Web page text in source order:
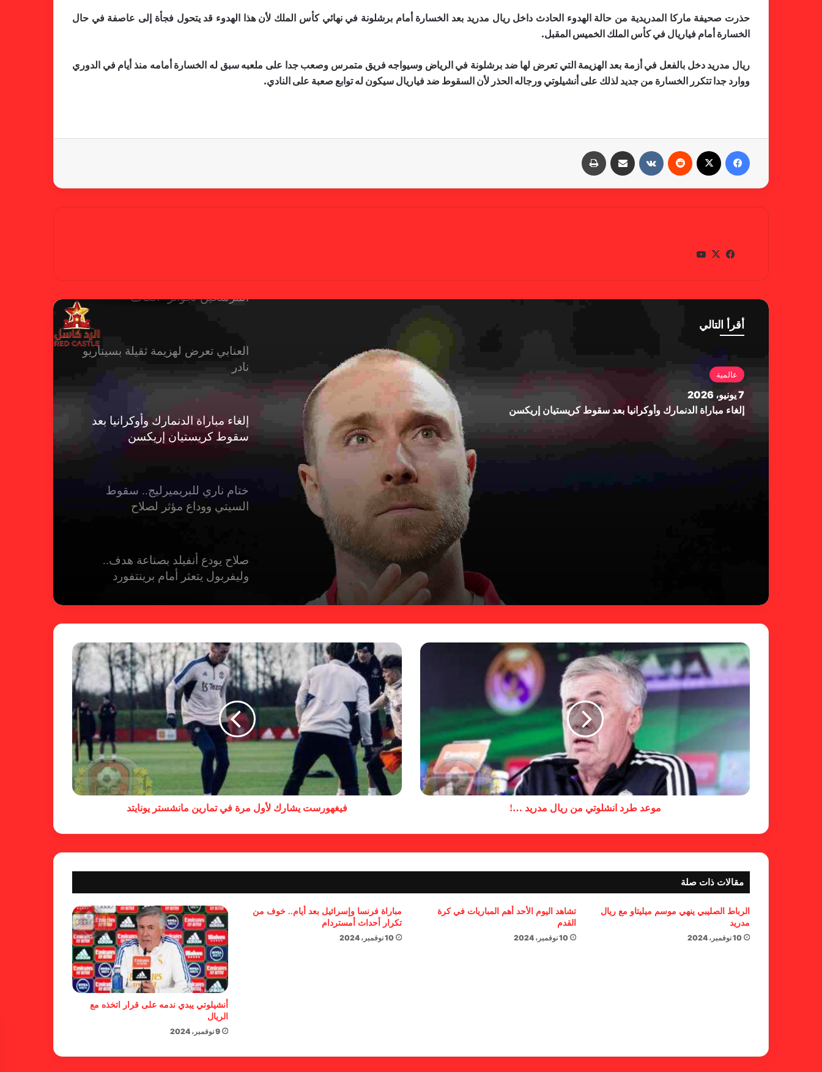
حذرت صحيفة ماركا المدريدية من حالة الهدوء الحادث داخل ريال مدريد بعد الخسارة أمام برشلونة في نهائي كأس الملك لأن هذا الهدوء قد يتحول فجأة إلى عاصفة في حال
الخسارة أمام فياريال في كأس الملك الخميس المقبل.
ريال مدريد دخل بالفعل في أزمة بعد الهزيمة التي تعرض لها ضد برشلونة في الرياض وسيواجه فريق متمرس وصعب جدا على ملعبه سبق له الخسارة أمامه منذ أيام في الدوري
ووارد جدا تتكرر الخسارة من جديد لذلك على أنشيلوتي ورجاله الحذر لأن السقوط ضد فياريال سيكون له توابع صعبة على النادي.
في
وك
X
أقرأ التالي
عالمية
7 يونيو، 2026
إلغاء مباراة الدنمارك وأوكرانيا بعد سقوط كريستيان إريكسن
في ختام الليجا
خلال جولة ميدانية للاطلاع على
أزمة نفسية وراء غياب مبابي عن
بسبب تصريحات مهينة.. إيقاف حكم
حضور عربي قوي في قائمة
المرشحين لجوائز “الكاف”
العنابي تعرض لهزيمة ثقيلة بسيناريو
نادر
إلغاء مباراة الدنمارك وأوكرانيا بعد
سقوط كريستيان إريكسن
ختام ناري للبريميرليج.. سقوط
السيتي ووداع مؤثر لصلاح
صلاح يودع أنفيلد بصناعة هدف..
وليفربول يتعثر أمام برينتفورد
ومبابي يخطف الأضواء
فالنسيا يصعق برشلونة بثلاثية مثيرة
في ختام الليجا
خلال جولة ميدانية للاطلاع على
جاهزية منشآت دورة الألعاب للأندية
العربية للسيدات 2026 الشيخة حياة
آل خليفة: الشارقة تقدم نموذجاً عربياً
متقدماً في تنظيم الرياضة النسائية
منتخب فرنسا
بسبب تصريحات مهينة.. إيقاف حكم
في الدوري الإنجليزي
حضور عربي قوي في قائمة
المرشحين لجوائز “الكاف”
موعد طرد انشلوتي من ريال مدريد …! فيغهورست يشارك لأول مرة في تمارين مانشستر يونايتد
مقالات ذات صلة
الرباط الصليبي ينهي موسم ميليتاو مع ريال
مدريد
10 نوفمبر، 2024
تشاهد اليوم الأحد أهم المباريات في كرة
القدم
10 نوفمبر، 2024
مباراة فرنسا وإسرائيل بعد أيام.. خوف من
تكرار أحداث أمستردام
10 نوفمبر، 2024
أنشيلوتي يبدي ندمه على قرار اتخذه مع
الريال
9 نوفمبر، 2024